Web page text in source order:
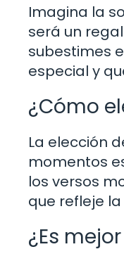
Imagina la
será un
subestimes
especial y
¿Cómo
La elección
momentos
los versos
que refleje
¿Es